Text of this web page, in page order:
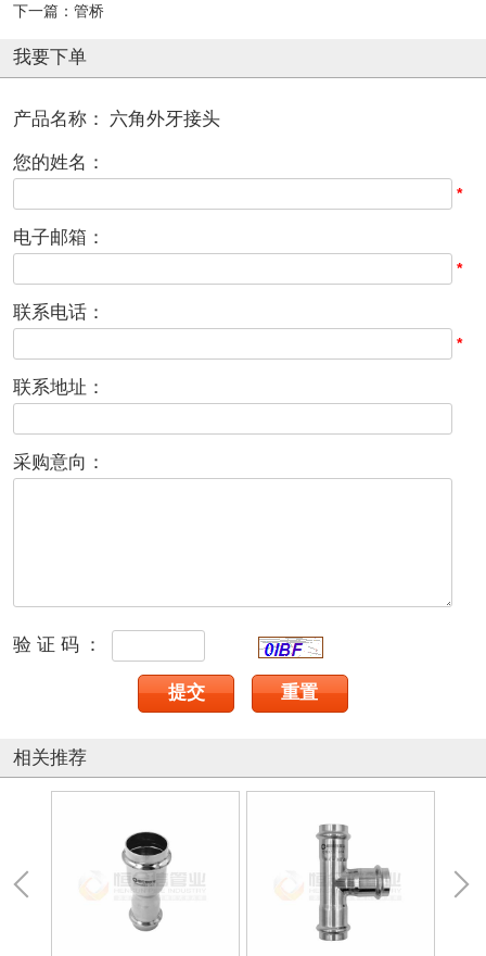
下一篇： 管桥
我要下单
产品名称： 六角外牙接头
您的姓名：
*
电子邮箱：
*
联系电话：
*
联系地址：
采购意向：
验证码：
相关推荐